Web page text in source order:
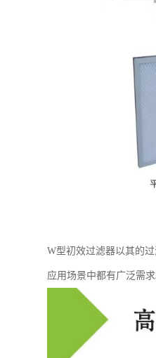
W型初效过滤器以其的
应用场景中都有广泛需